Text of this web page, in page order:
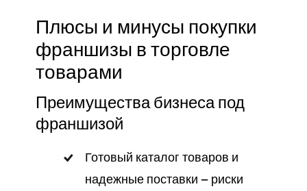
Плюсы и минусы покупки
франшизы в торговле
товарами
Преимущества бизнеса под
франшизой
Готовый каталог товаров и
надежные поставки — риски